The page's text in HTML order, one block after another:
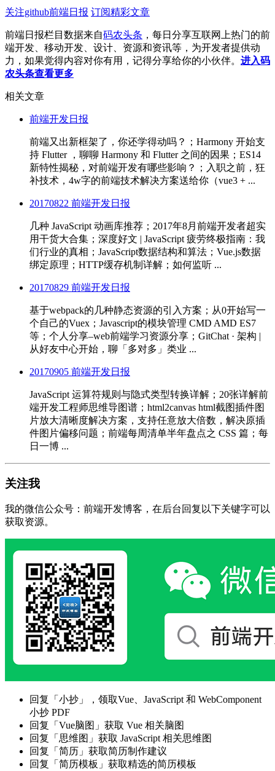
关注github前端日报 订阅精彩文章
前端日报栏目数据来自码农头条 ，每日分享互联网上热门的前
端开发、移动开发、设计、资源和资讯等，为开发者提供动
力，如果觉得内容对你有用，记得分享给你的小伙伴。 进入码
农头条查看更多
相关文章
前端开发日报
前端又出新框架了，你还学得动吗？；Harmony 开始支
持 Flutter ，聊聊 Harmony 和 Flutter 之间的因果；ES14
新特性揭秘，对前端开发有哪些影响？；入职之前，狂
补技术，4w字的前端技术解决方案送给你（vue3 + ...
20170822 前端开发日报
几种 JavaScript 动画库推荐；2017年8月前端开发者超实
用干货大合集；深度好文 | JavaScript 疲劳终极指南：我
们行业的真相；JavaScript数据结构和算法；Vue.js数据
绑定原理；HTTP缓存机制详解；如何监听 ...
20170829 前端开发日报
基于webpack的几种静态资源的引入方案；从0开始写一
个自己的Vuex；Javascript的模块管理 CMD AMD ES7
等；个人分享–web前端学习资源分享；GitChat · 架构 |
从好友中心开始，聊「多对多」类业 ...
20170905 前端开发日报
JavaScript 运算符规则与隐式类型转换详解；20张详解前
端开发工程师思维导图谱；html2canvas html截图插件图
片放大清晰度解决方案，支持任意放大倍数，解决原插
件图片偏移问题；前端每周清单半年盘点之 CSS 篇；每
日一博 ...
关注我
我的微信公众号：前端开发博客，在后台回复以下关键字可以
获取资源。
回复「小抄」，领取Vue、JavaScript 和 WebComponent
小抄 PDF
回复「Vue脑图」获取 Vue 相关脑图
回复「思维图」获取 JavaScript 相关思维图
回复「简历」获取简历制作建议
回复「简历模板」获取精选的简历模板